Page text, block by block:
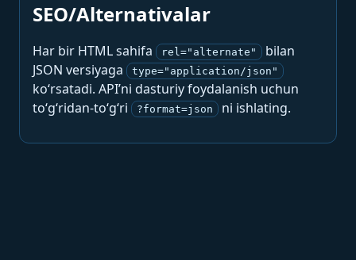
SEO/Alternativalar
Har bir HTML sahifa rel="alternate"
bilan
JSON versiyaga
type="application/json"
ko‘rsatadi. API’ni dasturiy foydalanish uchun
to‘g‘ridan-to‘g‘ri
?format=json ni ishlating.